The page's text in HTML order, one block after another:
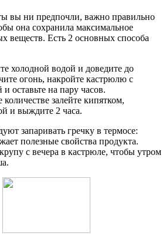
вы ни предпочли, важно правильно
она сохранила максимальное
веществ. Есть 2 основных способа
холодной водой и доведите до
огонь, накройте кастрюлю с
оставьте на пару часов.
залейте кипятком,
и выждите 2 часа.
запаривать гречку в термосе:
полезные свойства продукта.
с вечера в кастрюле, чтобы утром